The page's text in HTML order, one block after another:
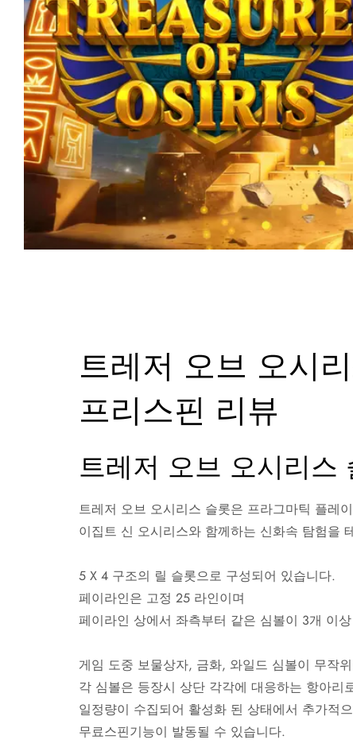
트레저 오브 오시
프리스핀 리뷰
트레저 오브 오시리스
트레저 오브 오시리스 슬롯은 프라그마틱 플레
이집트 신 오시리스와 함께하는 신화속 탐험을
5 X 4 구조의 릴 슬롯으로 구성되어 있습니다.
페이라인은 고정 25 라인이며
페이라인 상에서 좌측부터 같은 심볼이 3개 이
게임 도중 보물상자, 금화, 와일드 심볼이 무작
각 심볼은 등장시 상단 각각에 대응하는 항아리
일정량이 수집되어 활성화 된 상태에서 추가적
무료스핀기능이 발동될 수 있습니다.